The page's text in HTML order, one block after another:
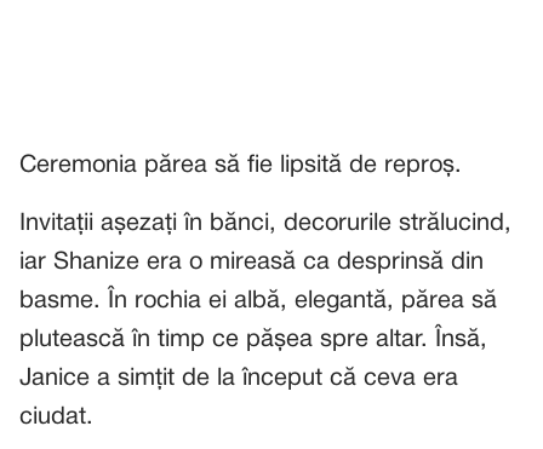
Ceremonia părea să fie lipsită de reproș.
Invitații așezați în bănci, decorurile strălucind,
iar Shanize era o mireasă ca desprinsă din
basme. În rochia ei albă, elegantă, părea să
plutească în timp ce pășea spre altar. Însă,
Janice a simțit de la început că ceva era
ciudat.